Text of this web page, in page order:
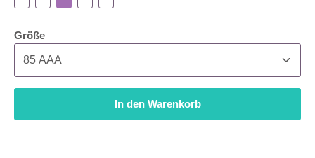
Größeauswählen
In den Warenkorb